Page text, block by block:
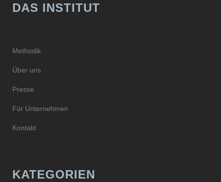
DAS INSTITUT
Methodik
Über uns
Presse
Für Unternehmen
Kontakt
KATEGORIEN